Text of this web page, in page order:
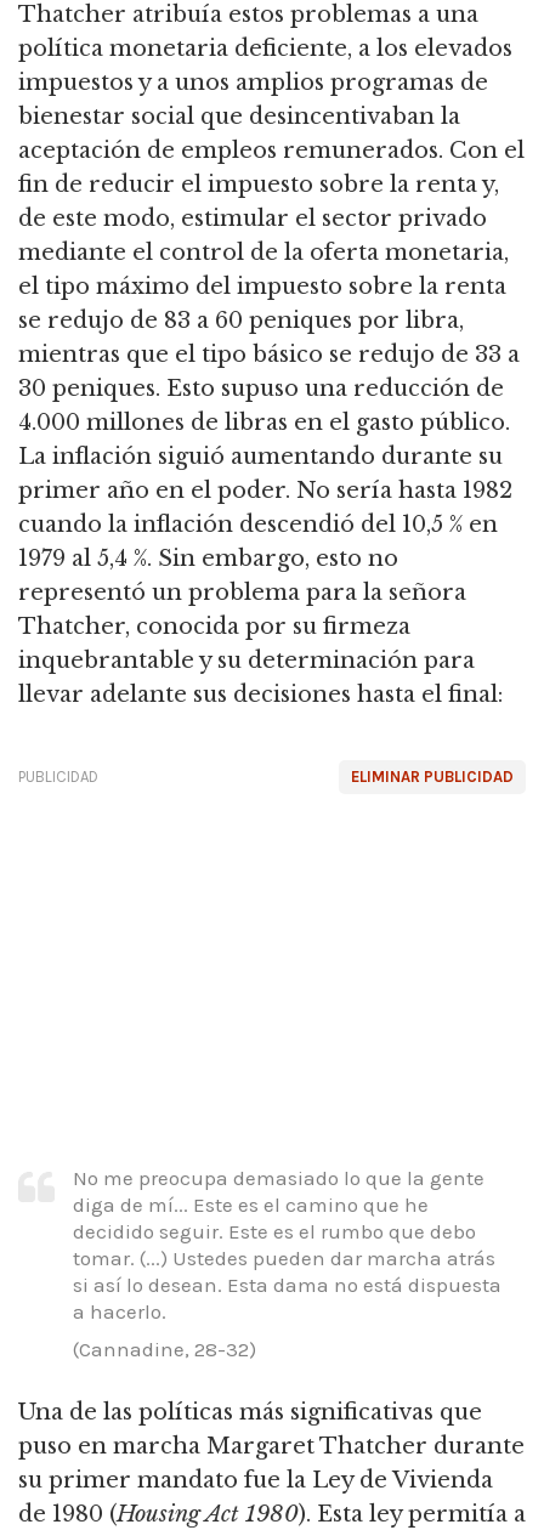
Thatcher atribuía estos problemas a una
política monetaria deficiente, a los elevados
impuestos y a unos amplios programas de
bienestar social que desincentivaban la
aceptación de empleos remunerados. Con el
fin de reducir el impuesto sobre la renta y,
de este modo, estimular el sector privado
mediante el control de la oferta monetaria,
el tipo máximo del impuesto sobre la renta
se redujo de 83 a 60 peniques por libra,
mientras que el tipo básico se redujo de 33 a
30 peniques. Esto supuso una reducción de
4.000 millones de libras en el gasto público.
La inflación siguió aumentando durante su
primer año en el poder. No sería hasta 1982
cuando la inflación descendió del 10,5 % en
1979 al 5,4 %. Sin embargo, esto no
representó un problema para la señora
Thatcher, conocida por su firmeza
inquebrantable y su determinación para
llevar adelante sus decisiones hasta el final:
ELIMINAR PUBLICIDAD
PUBLICIDAD
No me preocupa demasiado lo que la gente
diga de mí... Este es el camino que he
decidido seguir. Este es el rumbo que debo
tomar. (...) Ustedes pueden dar marcha atrás
si así lo desean. Esta dama no está dispuesta
a hacerlo.
(Cannadine, 28-32)
Una de las políticas más significativas que
puso en marcha Margaret Thatcher durante
su primer mandato fue la Ley de Vivienda
de 1980 (Housing Act 1980). Esta ley permitía a